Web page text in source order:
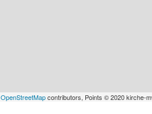
OpenStreetMapcontributors, Points © 2020 kirche-